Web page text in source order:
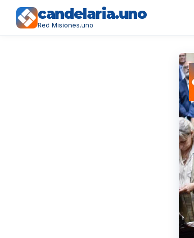
candelaria.uno
Red Misiones.uno